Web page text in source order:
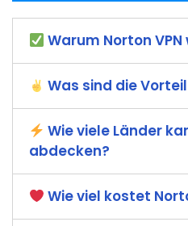
Warum Norton VPN
Was sind die
Wie viele Länder
abdecken?
Wie viel kostet